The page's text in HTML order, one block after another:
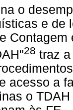
o
e de
28 traz
acesso a
o